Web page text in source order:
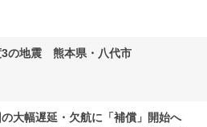
3の地震 熊本県・八代市
の大幅遅延・欠航に「補償」開始へ